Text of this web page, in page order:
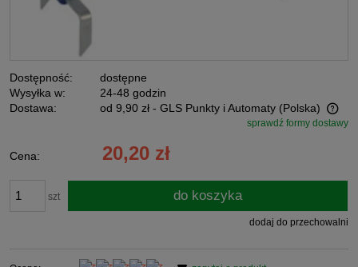
Dostępność:
dostępne
Wysyłka w:
24-48 godzin
Dostawa:
od 9,90 zł - GLS Punkty i Automaty (Polska)
Cena nie zawiera ewentualnych kosztów płatnościsprawdź formy dostawy
Cena: 20,20 zł
szt do koszyka
dodaj do przechowalni